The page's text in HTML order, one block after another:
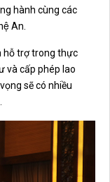
hành cùng các
An.
hỗ trợ trong thực
và cấp phép lao
sẽ có nhiều